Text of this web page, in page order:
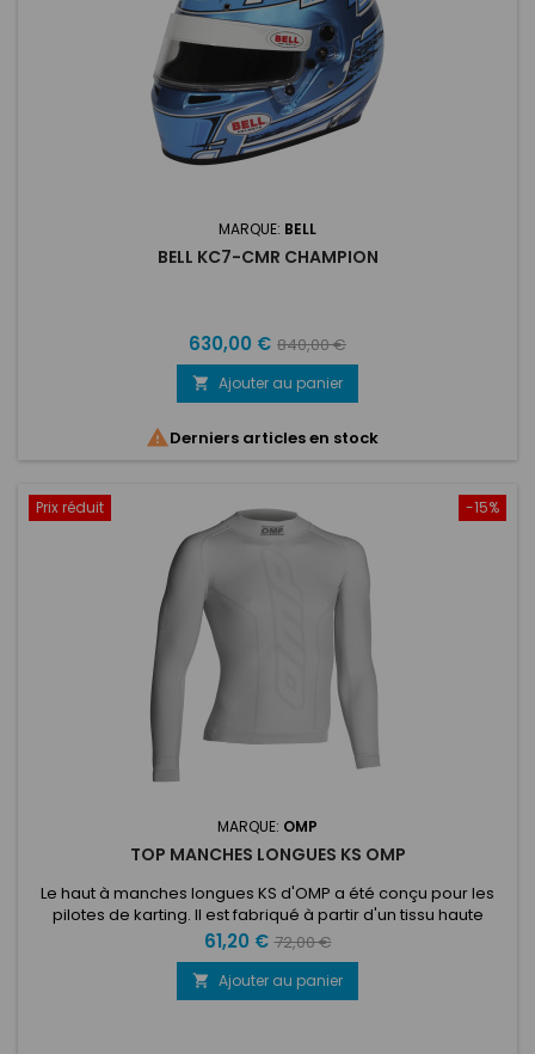
MARQUE: BELL
BELL KC7-CMR CHAMPION
Prix
630,00 € Prix
de
base
840,00 €
 Ajouter au panier
Derniers articles en stock
-15%
Prix réduit
MARQUE: OMP
TOP MANCHES LONGUES KS OMP
Le haut à manches longues KS d'OMP a été conçu pour les
pilotes de karting. Il est fabriqué à partir d'un tissu haute
performance 3D appelé « Dryarn » qui est doux sur la peau et
possède d'excellentes propriétés d'évacuation de l'humidité
pour vous garder plus longtemps au sec et plus à l'aise.
Matière qui évacue la transpiration de la peau pour vous...
Prix
61,20 € Prix
de
base
72,00 €
 Ajouter au panier